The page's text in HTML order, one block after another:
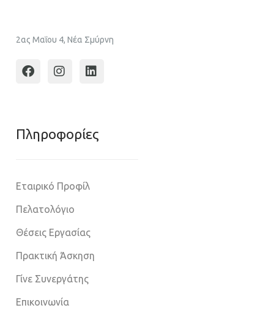
2ας Μαΐου 4, Νέα Σμύρνη
Πληροφoρίες
Εταιρικό Προφίλ
Πελατολόγιο
Θέσεις Εργασίας
Πρακτική Άσκηση
Γίνε Συνεργάτης
Επικοινωνία